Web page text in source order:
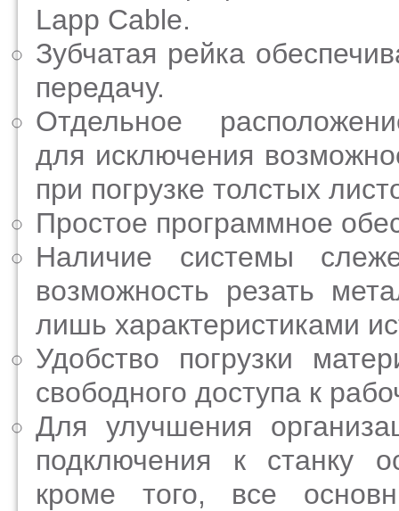
Lapp Cable.
Зубчатая рейка
передачу.
Отдельное
для исключения
при погрузке толстых
Простое программное
Наличие системы
возможность резать
лишь характеристиками
Удобство погрузки
свободного доступа к
Для улучшения
подключения к станку
кроме того, все